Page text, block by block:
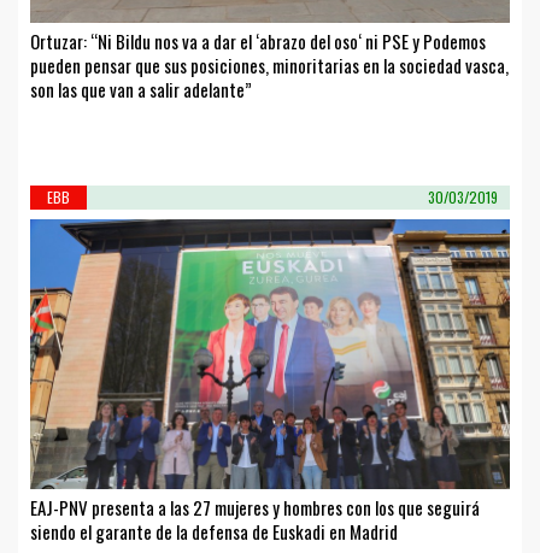
Ortuzar: “Ni Bildu nos va a dar el ‘abrazo del oso‘ ni PSE y Podemos
pueden pensar que sus posiciones, minoritarias en la sociedad vasca,
son las que van a salir adelante”
EBB 30/03/2019
EAJ-PNV presenta a las 27 mujeres y hombres con los que seguirá
siendo el garante de la defensa de Euskadi en Madrid